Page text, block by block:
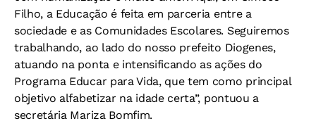
Filho, a Educação é feita em parceria entre a
sociedade e as Comunidades Escolares. Seguiremos
trabalhando, ao lado do nosso prefeito Diogenes,
atuando na ponta e intensificando as ações do
Programa Educar para Vida, que tem como principal
objetivo alfabetizar na idade certa”, pontuou a
secretária Mariza Bomfim.